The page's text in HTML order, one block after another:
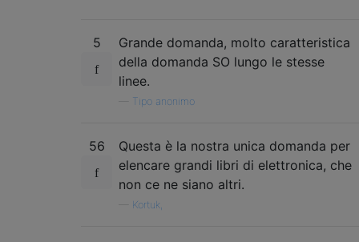
5
Grande domanda, molto caratteristica
della domanda SO lungo le stesse
linee.
Tipo anonimo
56
Questa è la nostra unica domanda per
elencare grandi libri di elettronica, che
non ce ne siano altri.
Kortuk,